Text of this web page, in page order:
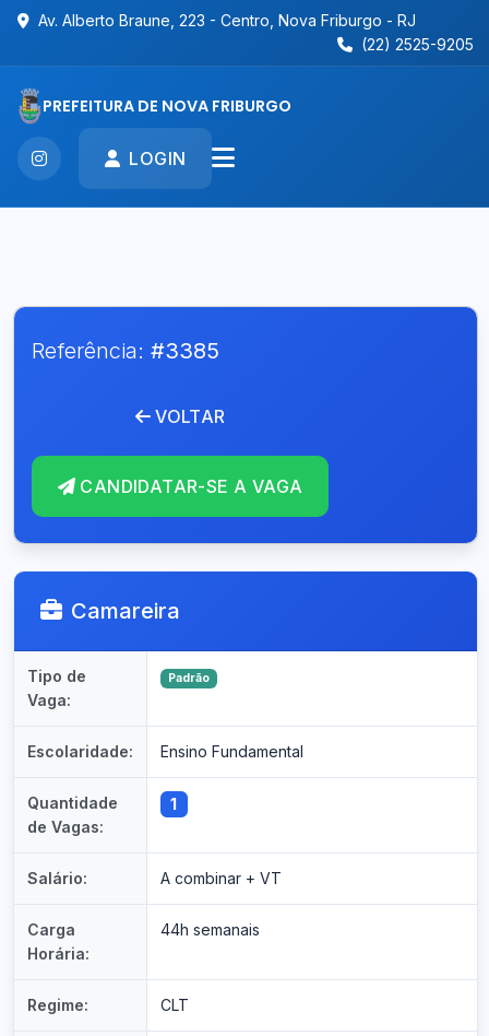
Av. Alberto Braune, 223 - Centro, Nova Friburgo - RJ
(22) 2525-9205
PREFEITURA DE NOVA FRIBURGO
LOGIN
Referência: #3385
VOLTAR
CANDIDATAR-SE A VAGA
Camareira
Tipo de
Vaga:
Padrão
Escolaridade: Ensino Fundamental
Quantidade
de Vagas:
1
Salário: A combinar + VT
Carga
Horária:
44h semanais
Regime: CLT